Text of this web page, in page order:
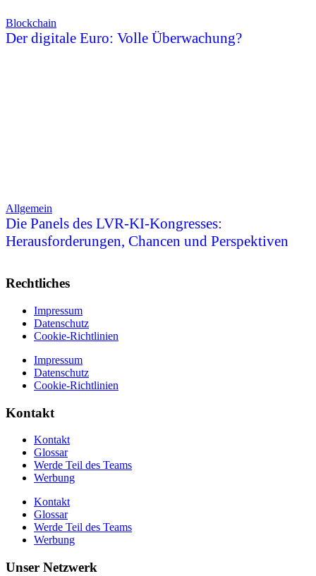
Blockchain
Der digitale Euro: Volle Überwachung?
Allgemein
Die Panels des LVR-KI-Kongresses:
Herausforderungen, Chancen und Perspektiven
Rechtliches
Impressum
Datenschutz
Cookie-Richtlinien
Impressum
Datenschutz
Cookie-Richtlinien
Kontakt
Kontakt
Glossar
Werde Teil des Teams
Werbung
Kontakt
Glossar
Werde Teil des Teams
Werbung
Unser Netzwerk